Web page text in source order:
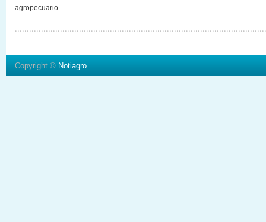
agropecuario
Copyright © Notiagro.